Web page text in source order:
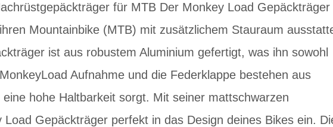
für MTB Der Monkey Load Gepäckträger
Mountainbike (MTB) mit zusätzlichem Stauraum
ist aus robustem Aluminium gefertigt, was ihn sowohl
Aufnahme und die Federklappe bestehen aus
hohe Haltbarkeit sorgt. Mit seiner mattschwarzen
Gepäckträger perfekt in das Design deines Bikes ein.